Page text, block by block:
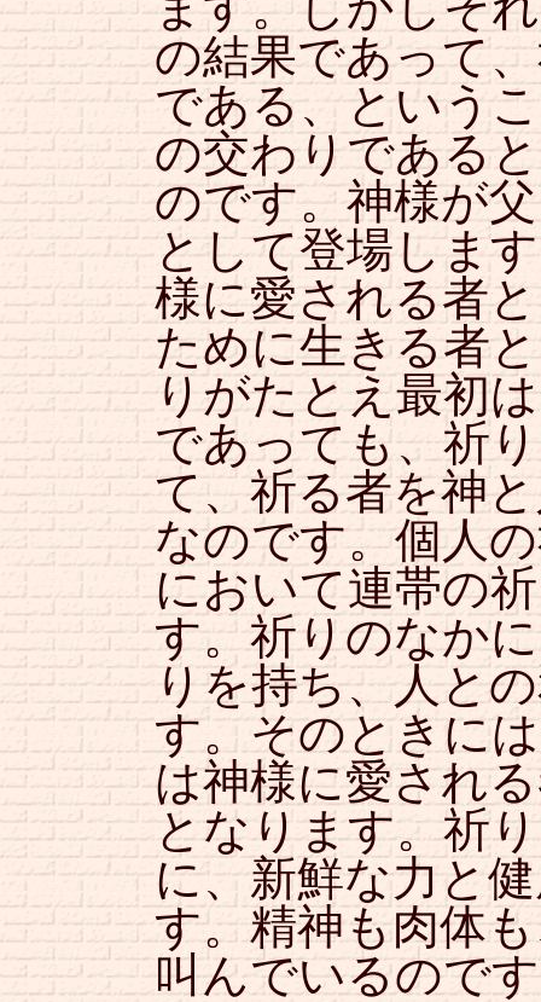
の結果であって
である、という
の交わりである
のです。神様が
として登場しま
様に愛される者
ために生きる者
りがたとえ最初
であっても、祈
て、祈る者を神
なのです。個人
において連帯の
す。祈りのなか
りを持ち、人と
す。そのときに
は神様に愛され
となります。祈
に、新鮮な力と
す。精神も肉体
叫んでいるので